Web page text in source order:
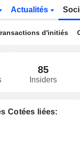
Actualités
d'initiés
85
Insiders
Cotées liées: